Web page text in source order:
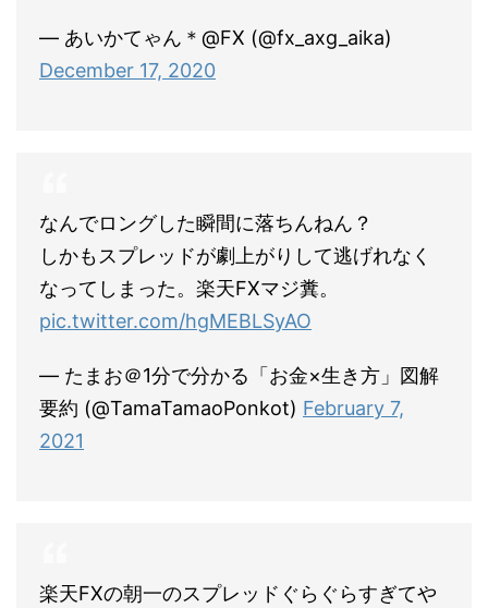
— あいかてゃん＊@FX (@fx_axg_aika)
December 17, 2020
なんでロングした瞬間に落ちんねん？
しかもスプレッドが劇上がりして逃げれなく
なってしまった。楽天FXマジ糞。
pic.twitter.com/hgMEBLSyAO
— たまお＠1分で分かる「お金×生き方」図解
要約 (@TamaTamaoPonkot) February 7,
2021
楽天FXの朝一のスプレッドぐらぐらすぎてや